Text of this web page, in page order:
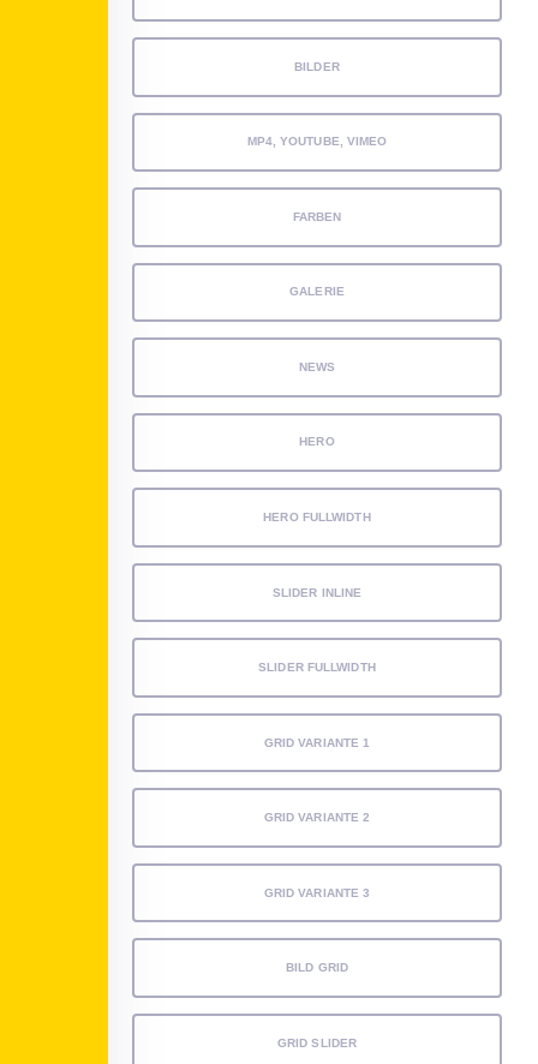
BILDER
MP4, YOUTUBE, VIMEO
FARBEN
GALERIE
NEWS
HERO
HERO FULLWIDTH
SLIDER INLINE
SLIDER FULLWIDTH
GRID VARIANTE 1
GRID VARIANTE 2
GRID VARIANTE 3
BILD GRID
GRID SLIDER